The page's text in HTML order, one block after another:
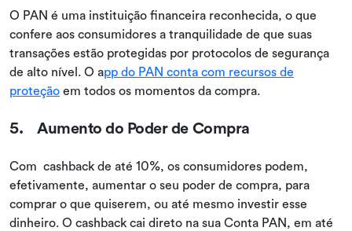
O PAN é uma instituição financeira reconhecida, o que
confere aos consumidores a tranquilidade de que suas
transações estão protegidas por protocolos de segurança
de alto nível. O app do PAN conta com recursos de
proteção em todos os momentos da compra.
5. Aumento do Poder de Compra
Com cashback de até 10%, os consumidores podem,
efetivamente, aumentar o seu poder de compra, para
comprar o que quiserem, ou até mesmo investir esse
dinheiro. O cashback cai direto na sua Conta PAN, em até